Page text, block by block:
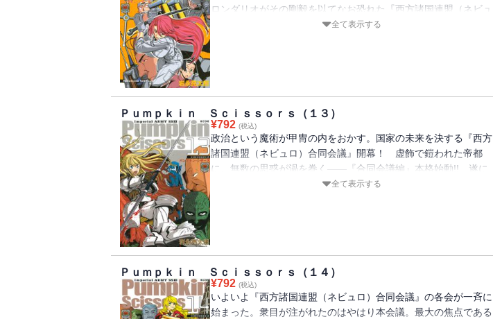
ロンダリオがその剛毅を以てなお恐れた『西方諸国連盟（ネビュ
ロ）合同会議』の開催は、もう目前だ。帝国が持つ技術特許の開
全て表示する
Ｐｕｍｐｋｉｎ Ｓｃｉｓｓｏｒｓ（１３）
¥792 (税込)
政治という魔術が甲冑の内をおかす。国家の未来を決する『西方
諸国連盟（ネビュロ）合同会議』開幕！ 虚飾で鎧われた帝都
に、無数の思惑が渦を巻く――『合同会議編』本格始動!! 遂に
開幕した合同会議。帝都は今、浮ついた祝祭のただ中にあった。
全て表示する
Ｐｕｍｐｋｉｎ Ｓｃｉｓｓｏｒｓ（１４）
¥792 (税込)
いよいよ『西方諸国連盟（ネビュロ）合同会議』の各会が一斉に
始まった。衆目が注がれたのはやはり本会議。最大の焦点である